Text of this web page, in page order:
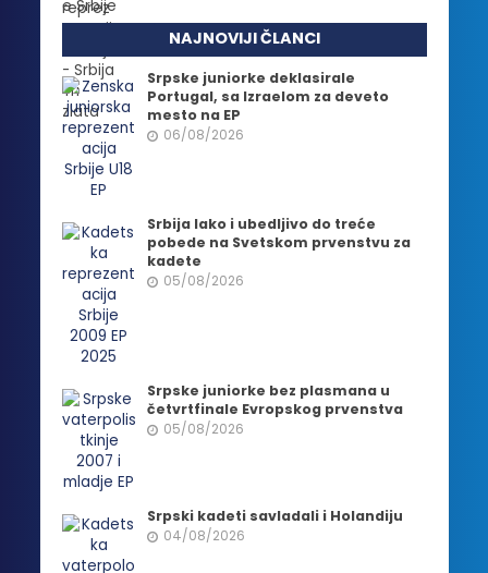
NAJNOVIJI ČLANCI
Srpske juniorke deklasirale
Portugal, sa Izraelom za deveto
mesto na EP
06/08/2026
Srbija lako i ubedljivo do treće
pobede na Svetskom prvenstvu za
kadete
05/08/2026
Srpske juniorke bez plasmana u
četvrtfinale Evropskog prvenstva
05/08/2026
Srpski kadeti savladali i Holandiju
04/08/2026